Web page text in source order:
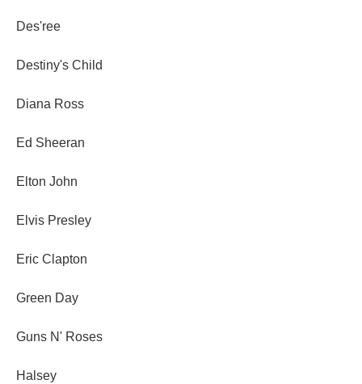
Des'ree
Destiny's Child
Diana Ross
Ed Sheeran
Elton John
Elvis Presley
Eric Clapton
Green Day
Guns N' Roses
Halsey